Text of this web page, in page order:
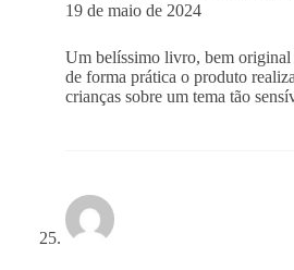
19 de maio de 2024
Um belíssimo livro, bem original
de forma prática o produto
crianças sobre um tema tão